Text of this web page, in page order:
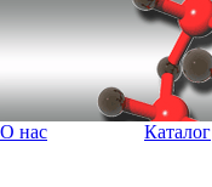
О нас Каталог